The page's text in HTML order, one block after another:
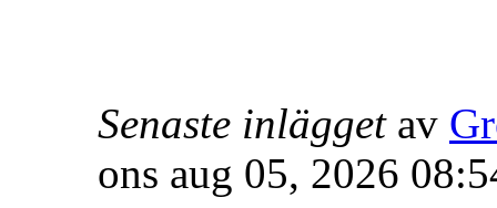
Senaste inläggetav
ons aug 05, 2026